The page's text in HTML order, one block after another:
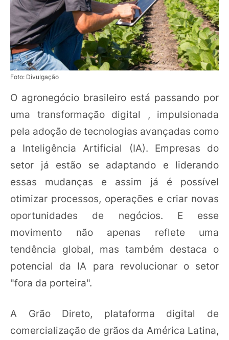
Foto: Divulgação
O agronegócio brasileiro está passando por
uma transformação digital , impulsionada
pela adoção de tecnologias avançadas como
a Inteligência Artificial (IA). Empresas do
setor já estão se adaptando e liderando
essas mudanças e assim já é possível
otimizar processos, operações e criar novas
oportunidades de negócios. E esse
movimento não apenas reflete uma
tendência global, mas também destaca o
potencial da IA para revolucionar o setor
"fora da porteira".
A Grão Direto, plataforma digital de
comercialização de grãos da América Latina,